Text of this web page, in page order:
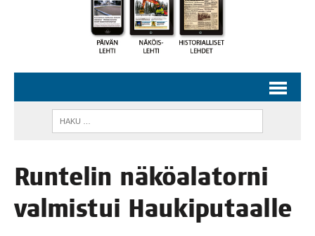
Run­te­lin näkö­ala­tor­ni
val­mis­tui Haukiputaalle